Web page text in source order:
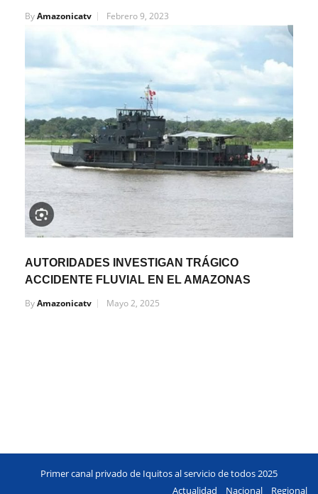
ByAmazonicatv Febrero 9, 2023
AUTORIDADES INVESTIGAN TRÁGICO
ACCIDENTE FLUVIAL EN EL AMAZONAS
ByAmazonicatv Mayo 2, 2025
Primer canal privado de Iquitos al servicio de todos 2025
Actualidad
Nacional Regional